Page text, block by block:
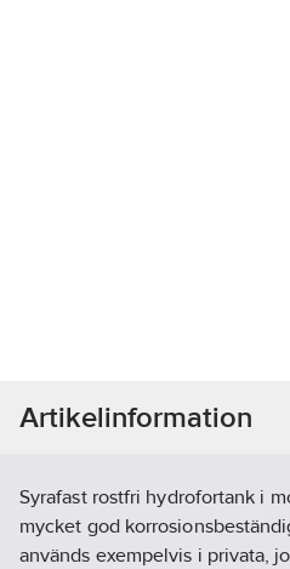
Artikelinformation
Syrafast rostfri hydrofortank i
mycket god
används exempelvis i privata,